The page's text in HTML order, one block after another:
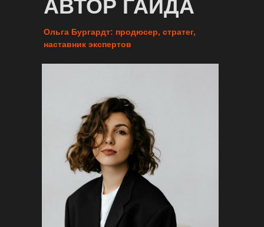
АВТОР ГАЙДА
Ольга Бургардт: продюсер, стратег,
наставник экспертов